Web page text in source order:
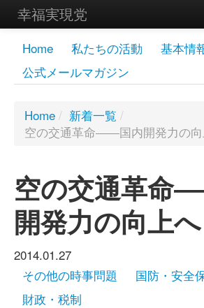
幸福実現党
メンバーズページ
党員
お問い合わせ
Home 私たちの活動
基本情
公式メールマガジン
Home / 新着一覧 /
空の交通革命――国内開発力の
空の交通革命
開発力の向上へ
2014.01.27
その他の時事問題
国防・安全
財政・税制